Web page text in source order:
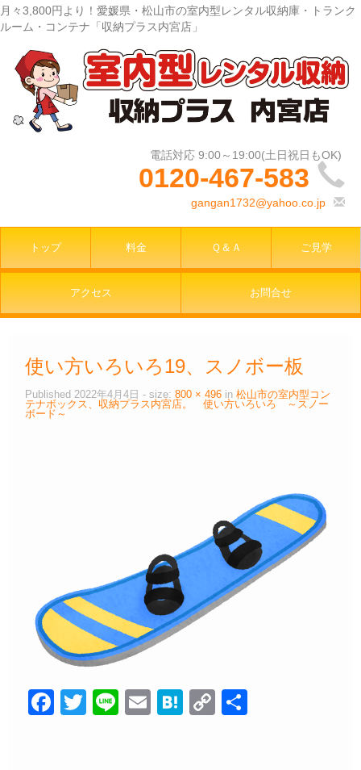
月々3,800円より！愛媛県・松山市の室内型レンタル収納庫・トランク
ルーム・コンテナ「収納プラス内宮店」
0120-467-583
gangan1732@yahoo.co.jp
トップ 料金 Ｑ＆Ａ ご見学
アクセス お問合せ
使い方いろいろ19、スノボー板
Published 2022年4月4日 - size: 800 × 496 in 松山市の室内型コン
テナボックス、収納プラス内宮店。 使い方いろいろ ～スノー
ボード～
F
T
Li
E
H
C